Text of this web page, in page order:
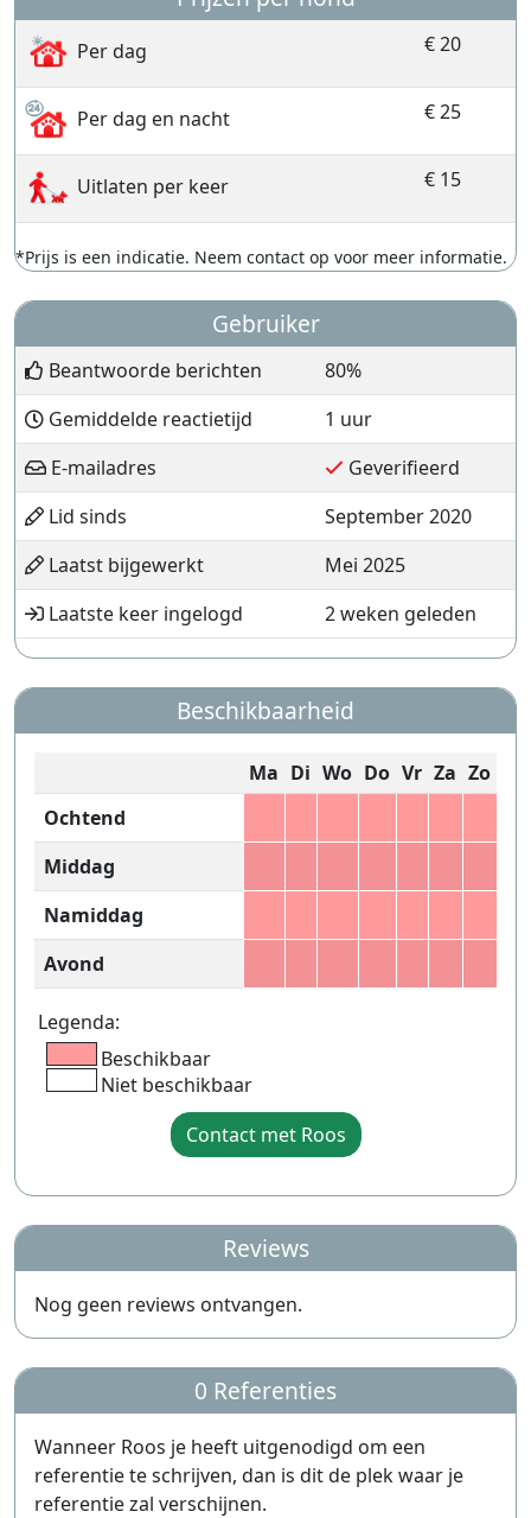
Per dag € 20
Per dag en nacht € 25
Uitlaten per keer € 15
*Prijs is een indicatie. Neem contact op voor meer informatie.
Gebruiker
Beantwoorde berichten
80%
Gemiddelde reactietijd
1 uur
E-mailadres
Geverifieerd
Lid sinds
September 2020
Laatst bijgewerkt
Mei 2025
Laatste keer ingelogd
2 weken geleden
Beschikbaarheid
Ma Di Wo Do Vr Za Zo
Ochtend
Middag
Namiddag
Avond
Legenda:
Beschikbaar
Niet beschikbaar
Contact met Roos
Reviews
Nog geen reviews ontvangen.
0 Referenties
Wanneer Roos je heeft uitgenodigd om een
referentie te schrijven, dan is dit de plek waar je
referentie zal verschijnen.